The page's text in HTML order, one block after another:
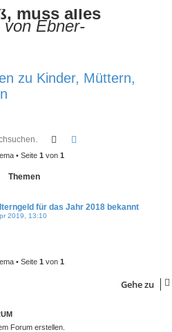
muss alles
von Ebner-
zu Kinder, Müttern,
Suche
• Seite 1 von 1
Themen
für das Jahr 2018 bekannt
2019, 13:10
• Seite 1 von 1
Gehe zu
Forum erstellen.